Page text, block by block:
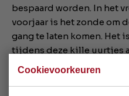
Cookievoorkeuren
bespaard worden. In het
voorjaar is het zonde om
gang te laten komen. Het
tijdens deze kille uurtjes
in te schakelen. Tevens is